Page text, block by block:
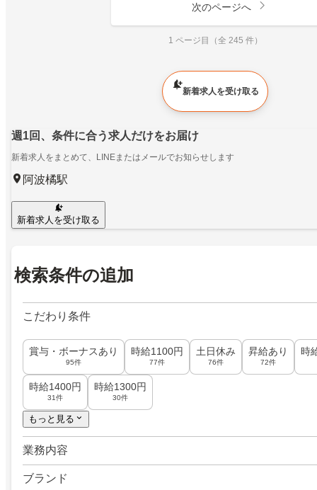
次のページへ
1 ページ目（全 245 件）
新着求人を受け取る
週1回、条件に合う求人だけをお届け
新着求人をまとめて、LINEまたはメールでお知らせします
阿波橘駅
新着求人を受け取る
検索条件の追加
こだわり条件
賞与・ボーナスあり
95件
時給1100円
77件
土日休み
76件
昇給あり
72件
時
時給1400円
31件
時給1300円
30件
もっと見る
業務内容
ブランド